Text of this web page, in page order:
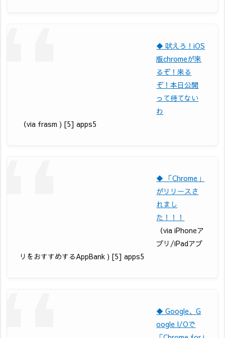
◆ 吠えろ！iOS
版chromeが来
るぞ！来る
ぞ！本日公開
って待てない
わ
（via frasm ) [5] apps5
◆ 「Chrome」
がリリースさ
れまし
た！！！
（via iPhoneア
プリ/iPadアプ
リをおすすめするAppBank ) [5] apps5
◆ Google、G
oogle I/Oで